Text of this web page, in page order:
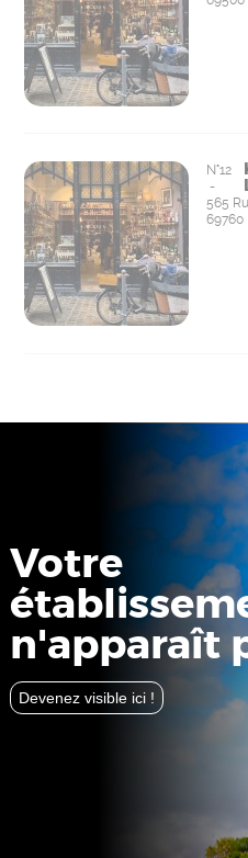
N°12
-
565
69760
Votre
n'apparaît
Devenez visible ici !